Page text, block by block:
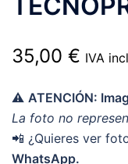
35,00 € IVA
⚠️ ATENCIÓN:
La foto no
📲 ¿Quieres ver
WhatsApp.